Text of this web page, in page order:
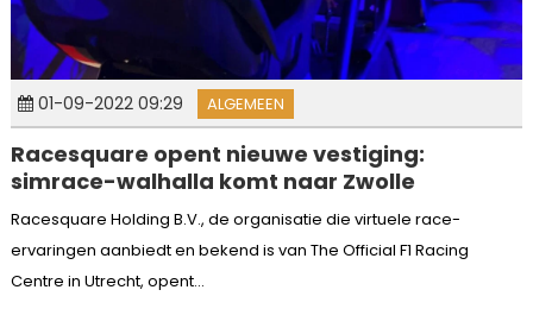
01-09-2022 09:29 ALGEMEEN
Racesquare opent nieuwe vestiging:
simrace-walhalla komt naar Zwolle
Racesquare Holding B.V., de organisatie die virtuele race-
ervaringen aanbiedt en bekend is van The Official F1 Racing
Centre in Utrecht, opent...